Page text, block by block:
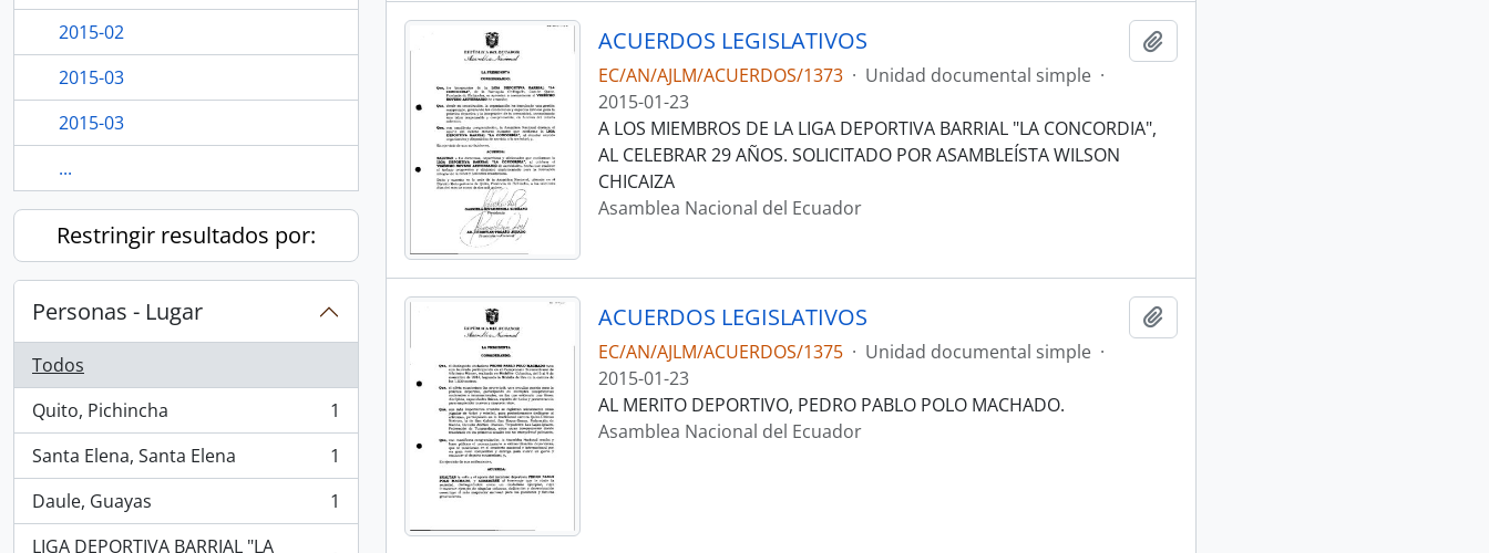
2015-02
2015-03
2015-03
...
Restringir resultados por:
Personas - Lugar
Todos
Quito, Pichincha
, 1 resultados
1
Santa Elena, Santa Elena
, 1 resultados
1
Daule, Guayas
, 1 resultados
1
LIGA DEPORTIVA BARRIAL "LA
ACUERDOS LEGISLATIVOS
EC/AN/AJLM/ACUERDOS/1373 · Unidad documental simple ·
2015-01-23
A LOS MIEMBROS DE LA LIGA DEPORTIVA BARRIAL "LA CONCORDIA",
AL CELEBRAR 29 AÑOS. SOLICITADO POR ASAMBLEÍSTA WILSON
CHICAIZA
Asamblea Nacional del Ecuador
ACUERDOS LEGISLATIVOS
EC/AN/AJLM/ACUERDOS/1375 · Unidad documental simple ·
2015-01-23
AL MERITO DEPORTIVO, PEDRO PABLO POLO MACHADO.
Asamblea Nacional del Ecuador